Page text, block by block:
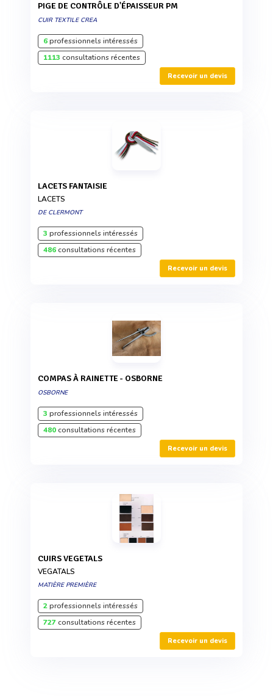
PIGE DE CONTRÔLE D'ÉPAISSEUR PM
CUIR TEXTILE CREA
6professionnels intéressés
1113 consultations récentes
Recevoir un devis
LACETS FANTAISIE
LACETS
DE CLERMONT
3 professionnels intéressés
486consultations récentes
Recevoir un devis
COMPAS À RAINETTE - OSBORNE
OSBORNE
3 professionnels intéressés
480consultations récentes
Recevoir un devis
CUIRS VEGETALS
VEGATALS
MATIÈRE PREMIÈRE
2professionnels intéressés
727consultations récentes
Recevoir un devis